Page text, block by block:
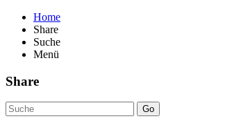
Home
Share
Suche
Menü
Share
Go